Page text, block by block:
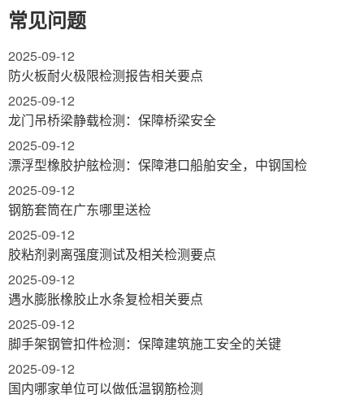
常见问题
2025-09-12
防火板耐火极限检测报告相关要点
2025-09-12
龙门吊桥梁静载检测：保障桥梁安全
2025-09-12
漂浮型橡胶护舷检测：保障港口船舶安全，中钢国检
2025-09-12
钢筋套筒在广东哪里送检
2025-09-12
胶粘剂剥离强度测试及相关检测要点
2025-09-12
遇水膨胀橡胶止水条复检相关要点
2025-09-12
脚手架钢管扣件检测：保障建筑施工安全的关键
2025-09-12
国内哪家单位可以做低温钢筋检测